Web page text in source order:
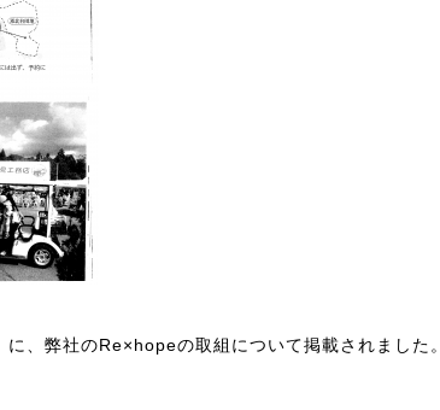
に、弊社のRe×hopeの取組について掲載されました。